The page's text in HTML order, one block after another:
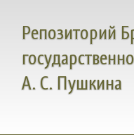
Репозиторий
А. С. Пушкина